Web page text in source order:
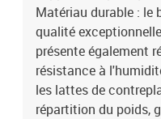
Matériau durable : le
qualité
présente également
résistance à
les lattes de
répartition du poids,